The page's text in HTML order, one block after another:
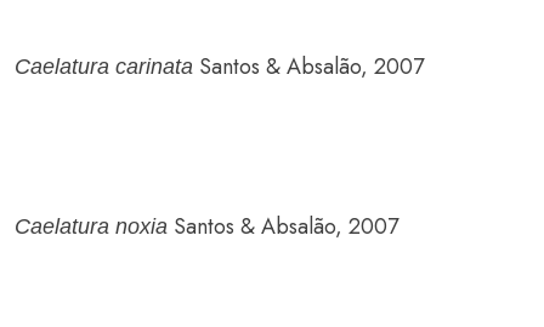
Caelatura carinata Santos & Absalão, 2007
Caelatura noxia Santos & Absalão, 2007